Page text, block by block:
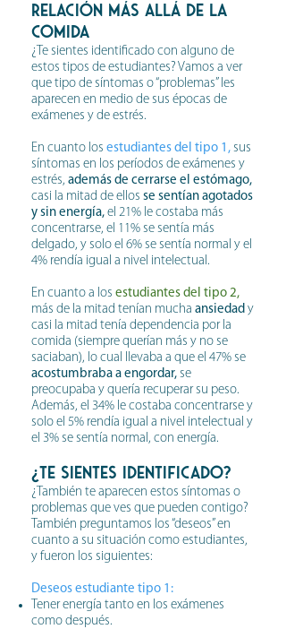
Relación más allá de la
comida
¿Te sientes identificado con alguno de
estos tipos de estudiantes? Vamos a ver
que tipo de síntomas o “problemas” les
aparecen en medio de sus épocas de
exámenes y de estrés.
En cuanto los estudiantes del tipo 1, sus
síntomas en los períodos de exámenes y
estrés, además de cerrarse el estómago,
casi la mitad de ellos se sentían agotados
y sin energía, el 21% le costaba más
concentrarse, el 11% se sentía más
delgado, y solo el 6% se sentía normal y el
4% rendía igual a nivel intelectual.
En cuanto a los estudiantes del tipo 2,
más de la mitad tenían mucha ansiedad y
casi la mitad tenía dependencia por la
comida (siempre querían más y no se
saciaban), lo cual llevaba a que el 47% se
acostumbraba a engordar, se
preocupaba y quería recuperar su peso.
Además, el 34% le costaba concentrarse y
solo el 5% rendía igual a nivel intelectual y
el 3% se sentía normal, con energía.
¿Te sientes identificado?
¿También te aparecen estos síntomas o
problemas que ves que pueden contigo?
También preguntamos los “deseos” en
cuanto a su situación como estudiantes,
y fueron los siguientes:
Deseos estudiante tipo 1:
Tener energía tanto en los exámenes
como después.